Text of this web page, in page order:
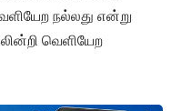
நல்லது என்று
வெளியேற